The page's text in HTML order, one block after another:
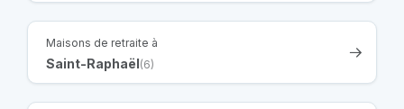
Maisons de retraite à
Saint-Raphaël(6)